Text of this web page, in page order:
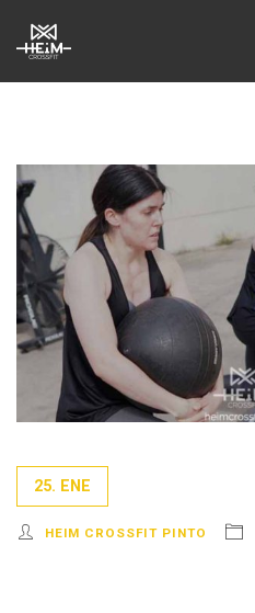
25. ENE
HEIM CROSSFIT PINTO